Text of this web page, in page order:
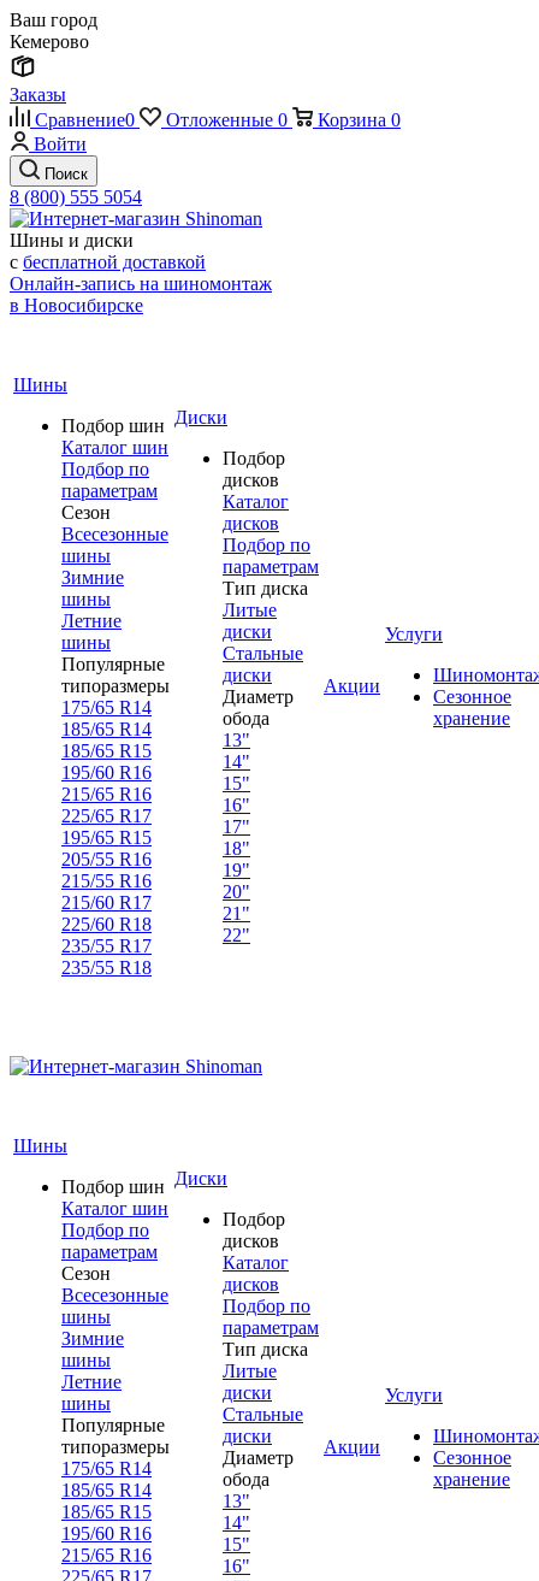
Ваш город
Кемерово
Заказы
Сравнение0 Отложенные 0 Корзина 0
Войти
Поиск
8 (800) 555 5054
Шины и диски
с бесплатной доставкой
Онлайн-запись на шиномонтаж
в Новосибирске
Шины
Подбор шин
Каталог шин
Подбор по
параметрам
Сезон
Всесезонные
шины
Зимние
шины
Летние
шины
Популярные
типоразмеры
175/65 R14
185/65 R14
185/65 R15
195/60 R16
215/65 R16
225/65 R17
195/65 R15
205/55 R16
215/55 R16
215/60 R17
225/60 R18
235/55 R17
235/55 R18
Диски
Подбор
дисков
Каталог
дисков
Подбор по
параметрам
Тип диска
Литые
диски
Стальные
диски
Диаметр
обода
13"
14"
15"
16"
17"
18"
19"
20"
21"
22"
Акции
Услуги
Сезонное
хранение
Шины
Подбор шин
Каталог шин
Подбор по
параметрам
Сезон
Всесезонные
шины
Зимние
шины
Летние
шины
Популярные
типоразмеры
175/65 R14
185/65 R14
185/65 R15
195/60 R16
215/65 R16
225/65 R17
Диски
Подбор
дисков
Каталог
дисков
Подбор по
параметрам
Тип диска
Литые
диски
Стальные
диски
Диаметр
обода
13"
14"
15"
16"
Акции
Услуги
Сезонное
хранение